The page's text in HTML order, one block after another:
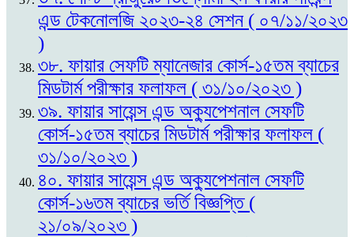
এন্ড টেকনোলজি ২০২৩-২৪ সেশন ( ০৭/১১/২০২৩
)
৩৮. ফায়ার সেফটি ম্যানেজার কোর্স-১৫তম ব্যাচের
মিডটার্ম পরীক্ষার ফলাফল ( ৩১/১০/২০২৩ )
৩৯. ফায়ার সায়েন্স এন্ড অক্যুপেশনাল সেফটি
কোর্স-১৫তম ব্যাচের মিডটার্ম পরীক্ষার ফলাফল (
৩১/১০/২০২৩ )
৪০. ফায়ার সায়েন্স এন্ড অক্যুপেশনাল সেফটি
কোর্স-১৬তম ব্যাচের ভর্তি বিজ্ঞপ্তি (
২১/০৯/২০২৩ )